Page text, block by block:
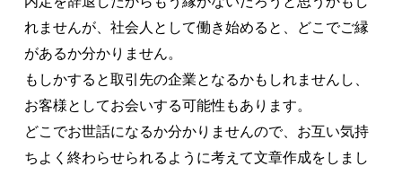
れませんが、社会人として働き始めると、どこでご縁
があるか分かりません。
もしかすると取引先の企業となるかもしれませんし、
お客様としてお会いする可能性もあります。
どこでお世話になるか分かりませんので、お互い気持
ちよく終わらせられるように考えて文章作成をしまし